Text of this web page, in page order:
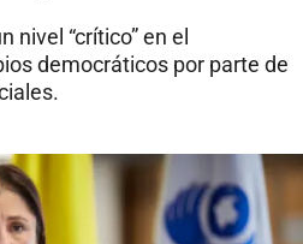
nivel “crítico” en el
democráticos por parte de